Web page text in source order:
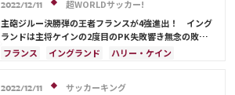
ドイツ
フィル・フォーデン
カイル・ウォーカー
ポルトガル
モロッコ
ウェールズ
ジャック・グリーリッシュ
2022/12/11
超WORLDサッカー!
主砲ジルー決勝弾の王者フランスが4強進出！ イング
ランドは主将ケインの2度目のPK失敗響き無念の敗
退…《カタールW杯》
フランス イングランド
ハリー・ケイン
ポーランド
セネガル モロッコ
2022/12/11
サッカーキング